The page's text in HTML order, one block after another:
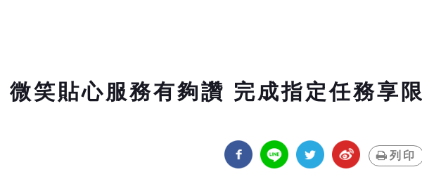
笑貼心服務有夠讚 完成指定任務享限
列印